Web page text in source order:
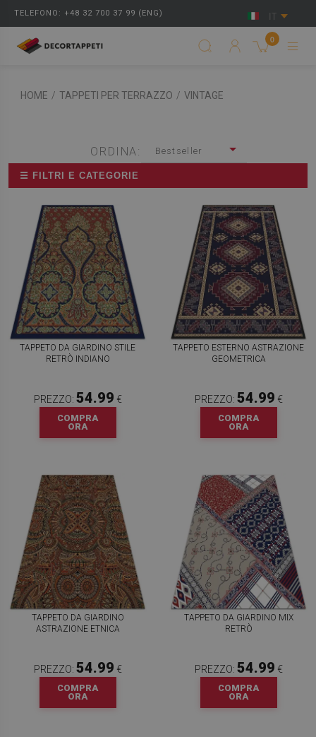
TELEFONO: +48 32 700 37 99 (ENG)
0
HOME / TAPPETI PER TERRAZZO / VINTAGE
ORDINA: Bestseller
☰ FILTRI E CATEGORIE
TAPPETO DA GIARDINO STILE
RETRÒ INDIANO
PREZZO: 54.99 €
COMPRA
ORA
TAPPETO ESTERNO ASTRAZIONE
GEOMETRICA
PREZZO: 54.99 €
COMPRA
ORA
TAPPETO DA GIARDINO
ASTRAZIONE ETNICA
PREZZO: 54.99 €
COMPRA
ORA
TAPPETO DA GIARDINO MIX
RETRÒ
PREZZO: 54.99 €
COMPRA
ORA